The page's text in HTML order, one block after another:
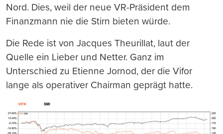
Nord. Dies, weil der neue VR-Präsident dem
Finanzmann nie die Stirn bieten würde.
Die Rede ist von Jacques Theurillat, laut der
Quelle ein Lieber und Netter. Ganz im
Unterschied zu Etienne Jornod, der die Vifor
lange als operativer Chairman geprägt hatte.